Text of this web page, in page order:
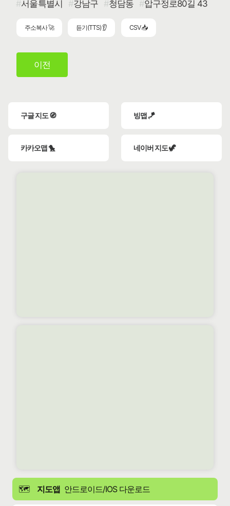
서울특별시 강남구 청담동 압구정로80길 43
주소복사 🚀 듣기(TTS) 👂 CSV 📥
이전
구글 지도 🧭 빙맵 🪁
카카오맵 🐤 네이버 지도 🦖
🗺️ 지도앱 안드로이드/IOS 다운로드